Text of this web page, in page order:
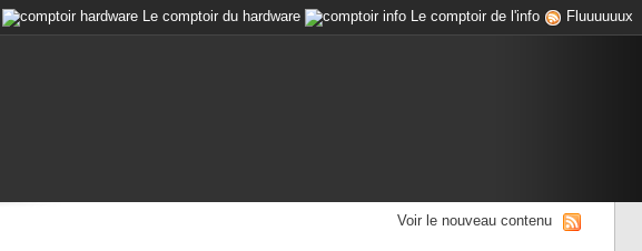
Le comptoir du hardware Le comptoir de l'info Fluuuuuux
Voir le nouveau contenu